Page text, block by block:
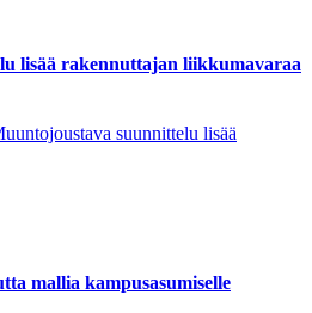
lisää rakennuttajan liikkumavaraa
suunnittelu lisää
mallia kampusasumiselle